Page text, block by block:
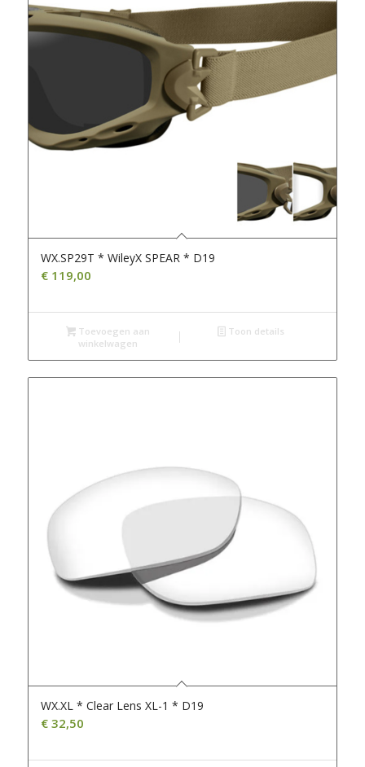
WX.SP29T * WileyX SPEAR * D19
€119,00
Toevoegen aan
winkelwagen
Toon details
WX.XL * Clear Lens XL-1 * D19
€32,50